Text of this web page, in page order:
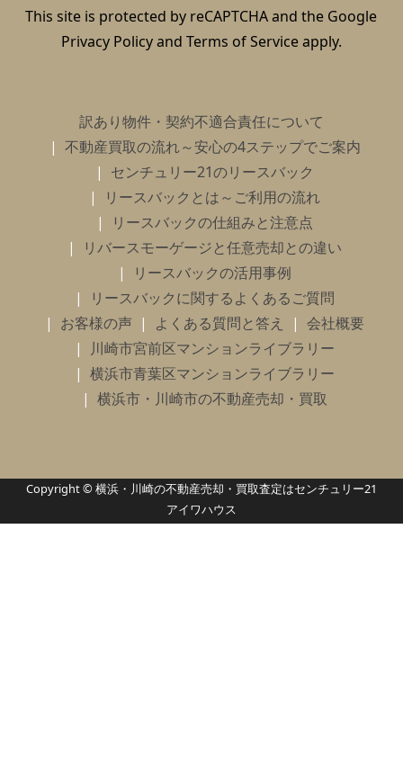
This site is protected by reCAPTCHA and the Google
Privacy Policyand Terms of Serviceapply.
訳あり物件・契約不適合責任について
不動産買取の流れ～安心の4ステップでご案内
センチュリー21のリースバック
リースバックとは～ご利用の流れ
リースバックの仕組みと注意点
リバースモーゲージと任意売却との違い
リースバックの活用事例
リースバックに関するよくあるご質問
お客様の声
よくある質問と答え
会社概要
川崎市宮前区マンションライブラリー
横浜市青葉区マンションライブラリー
横浜市・川崎市の不動産売却・買取
Copyright © 横浜・川崎の不動産売却・買取査定はセンチュリー21
アイワハウス